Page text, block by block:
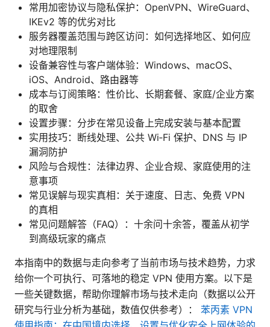
常用加密协议与隐私保护：OpenVPN、WireGuard、
IKEv2 等的优劣对比
服务器覆盖范围与跨区访问：如何选择地区、如何应
对地理限制
设备兼容性与客户端体验：Windows、macOS、
iOS、Android、路由器等
成本与订阅策略：性价比、长期套餐、家庭/企业方案
的取舍
设置步骤：分步在常见设备上完成安装与基本配置
实用技巧：断线处理、公共 Wi‑Fi 保护、DNS 与 IP
漏洞防护
风险与合规性：法律边界、企业合规、家庭使用的注
意事项
常见误解与现实真相：关于速度、日志、免费 VPN
的真相
常见问题解答（FAQ）：十余问十余答，覆盖从初学
到高级玩家的痛点
本指南中的数据与走向参考了当前市场与技术趋势，力求
给你一个可执行、可落地的稳定 VPN 使用方案。以下是
一些关键数据，帮助你理解市场与技术走向（数据以公开
研究与行业分析为基础，数值仅供参考）： 苯丙素 VPN